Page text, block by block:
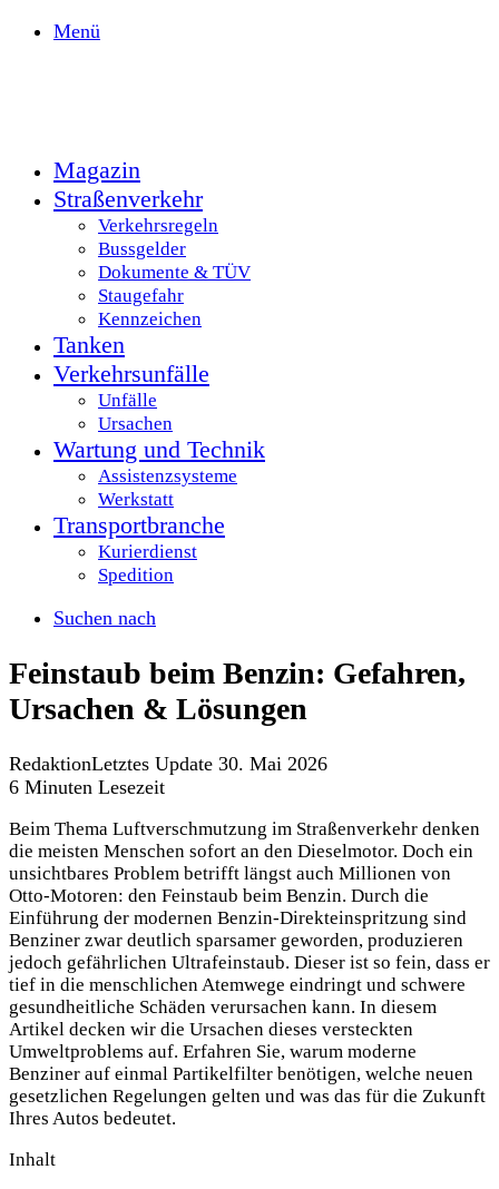
Menü
Magazin
Straßenverkehr
Verkehrsregeln
Bussgelder
Dokumente & TÜV
Staugefahr
Kennzeichen
Tanken
Verkehrsunfälle
Unfälle
Ursachen
Wartung und Technik
Assistenzsysteme
Werkstatt
Transportbranche
Kurierdienst
Spedition
Suchen nach
Feinstaub beim Benzin: Gefahren,
Ursachen & Lösungen
RedaktionLetztes Update 30. Mai 2026
6 Minuten Lesezeit
Beim Thema Luftverschmutzung im Straßenverkehr denken
die meisten Menschen sofort an den Dieselmotor. Doch ein
unsichtbares Problem betrifft längst auch Millionen von
Otto-Motoren: den Feinstaub beim Benzin. Durch die
Einführung der modernen Benzin-Direkteinspritzung sind
Benziner zwar deutlich sparsamer geworden, produzieren
jedoch gefährlichen Ultrafeinstaub. Dieser ist so fein, dass er
tief in die menschlichen Atemwege eindringt und schwere
gesundheitliche Schäden verursachen kann. In diesem
Artikel decken wir die Ursachen dieses versteckten
Umweltproblems auf. Erfahren Sie, warum moderne
Benziner auf einmal Partikelfilter benötigen, welche neuen
gesetzlichen Regelungen gelten und was das für die Zukunft
Ihres Autos bedeutet.
Inhalt